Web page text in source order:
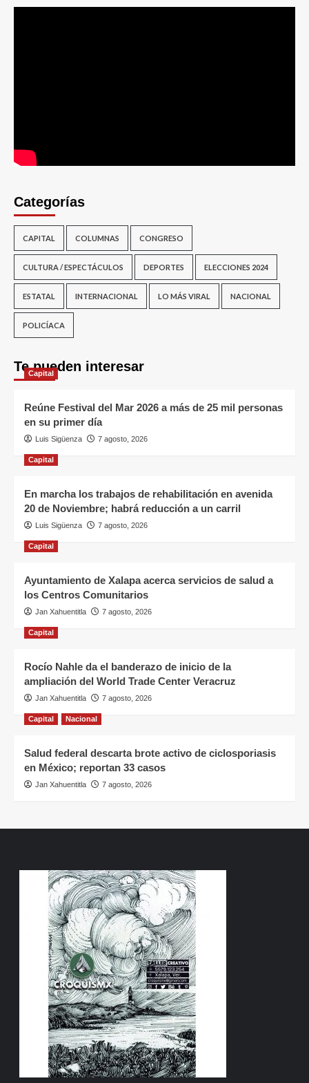
Categorías
CAPITAL COLUMNAS CONGRESO
CULTURA / ESPECTÁCULOS DEPORTES ELECCIONES 2024
ESTATAL INTERNACIONAL LO MÁS VIRAL NACIONAL
POLICÍACA
Te pueden interesar
Capital
Reúne Festival del Mar 2026 a más de 25 mil personas
en su primer día
Luis Sigüenza 7 agosto, 2026
Capital
En marcha los trabajos de rehabilitación en avenida
20 de Noviembre; habrá reducción a un carril
Luis Sigüenza 7 agosto, 2026
Capital
Ayuntamiento de Xalapa acerca servicios de salud a
los Centros Comunitarios
Jan Xahuentitla 7 agosto, 2026
Capital
Rocío Nahle da el banderazo de inicio de la
ampliación del World Trade Center Veracruz
Jan Xahuentitla 7 agosto, 2026
Capital Nacional
Salud federal descarta brote activo de ciclosporiasis
en México; reportan 33 casos
Jan Xahuentitla 7 agosto, 2026